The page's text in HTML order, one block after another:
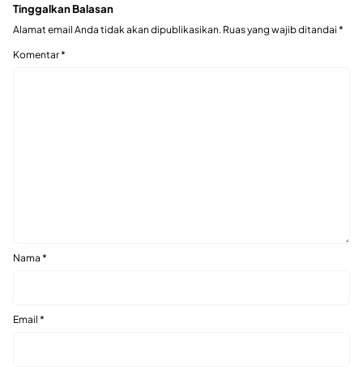
Tinggalkan Balasan
Alamat email Anda tidak akan dipublikasikan. Ruas yang wajib ditandai *
Komentar*
Nama *
Email *